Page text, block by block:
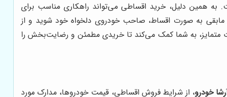
به همین دلیل، خرید اقساطی می‌تواند راهکاری مناسب برای
مابقی به صورت اقساط، صاحب خودروی دلخواه خود شوید و از
متمایز، به شما کمک می‌کند تا خریدی مطمئن و رضایت‌بخش را
خودرو، از شرایط فروش اقساطی، قیمت خودروها، مدارک مورد